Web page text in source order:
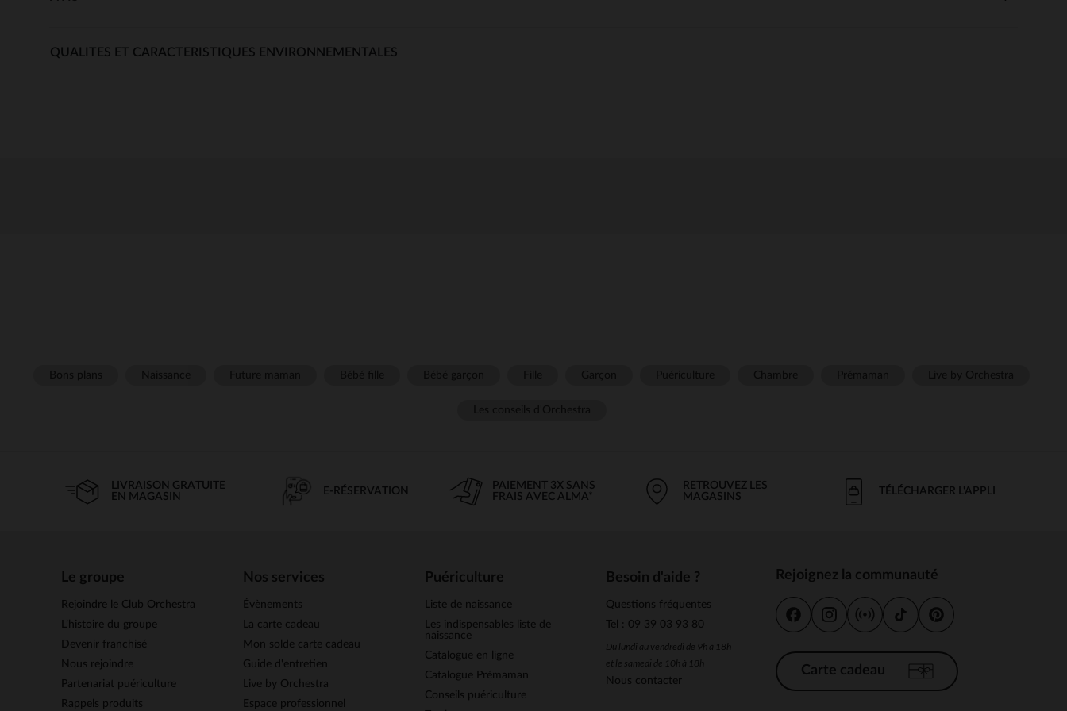
QUALITES ET CARACTERISTIQUES ENVIRONNEMENTALES
LIVRAISON GRATUITE
EN MAGASIN
E-RÉSERVATION
PAIEMENT 3X SANS
FRAIS AVEC ALMA*
RETROUVEZ LES
MAGASINS
TÉLÉCHARGER L'APPLI
Le groupe
Rejoindre le Club Orchestra
L’histoire du groupe
Devenir franchisé
Nous rejoindre
Partenariat puériculture
Rappels produits
Nos services
Évènements
La carte cadeau
Mon solde carte cadeau
Guide d'entretien
Live by Orchestra
Espace professionnel
Puériculture
Liste de naissance
Les indispensables liste de
naissance
Catalogue en ligne
Catalogue Prémaman
Conseils puériculture
Besoin d'aide ?
Questions fréquentes
Tel : 09 39 03 93 80
Du lundi au vendredi de 9h à 18h
et le samedi de 10h à 18h
Nous contacter
Rejoignez la communauté
Carte cadeau